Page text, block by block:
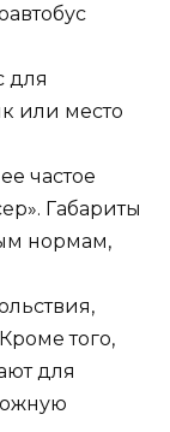
для
или место
частое
Габариты
нормам,
того,
для